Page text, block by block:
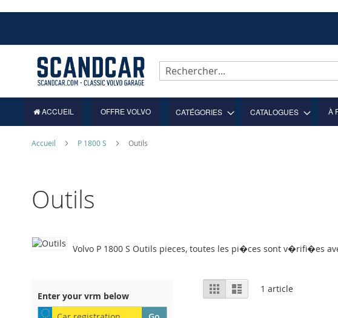
contenu
Rechercher
ACCUEIL OFFRE VOLVO CATÉGORIES CATALOGUES À
Accueil P 1800 S Outils
Outils
Volvo P 1800 S Outils pieces, toutes les pi�ces sont v�rifi�es
Afficher
en
GrilleListe 1 article
Enter your vrm below